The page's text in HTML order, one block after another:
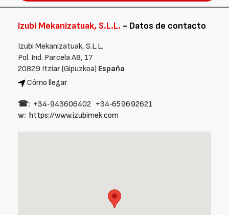
Izubi Mekanizatuak, S.L.L. - Datos de contacto
Izubi Mekanizatuak, S.L.L.
Pol. Ind. Parcela A8, 17
20829 Itziar (Gipuzkoa) España
Cómo llegar
☎: +34‑943606402 +34‑659692621
w: https://www.izubimek.com